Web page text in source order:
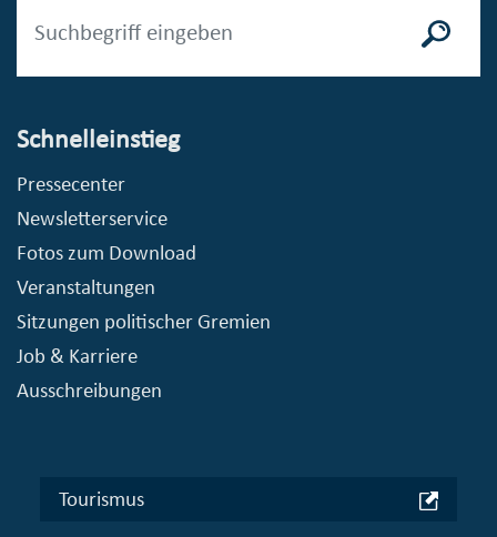
Schnelleinstieg
Pressecenter
Newsletterservice
Fotos zum Download
Veranstaltungen
Sitzungen politischer Gremien
Job & Karriere
Ausschreibungen
Tourismus